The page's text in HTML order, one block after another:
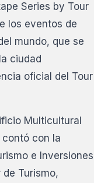
Series by Tour
los eventos de
mundo, que se
ciudad
oficial del Tour
Multicultural
contó con la
e Inversiones
Turismo,